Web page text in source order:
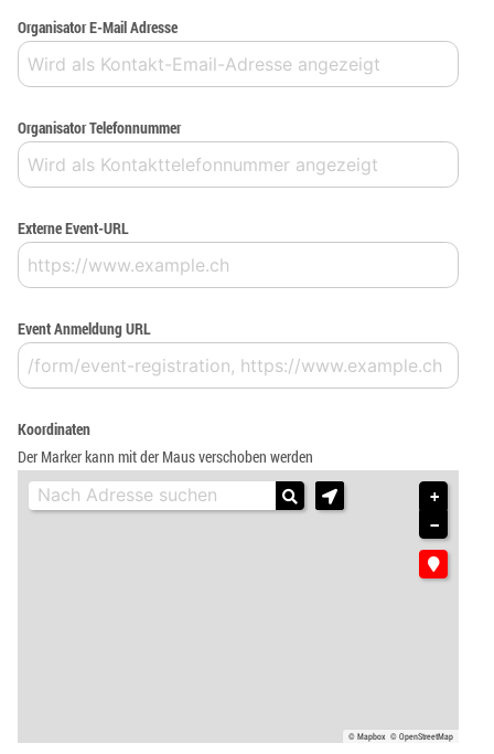
Organisator E-Mail Adresse
Organisator Telefonnummer
Externe Event-URL
Event Anmeldung URL
Koordinaten
Der Marker kann mit der Maus verschoben werden
+
−
© Mapbox © OpenStreetMap